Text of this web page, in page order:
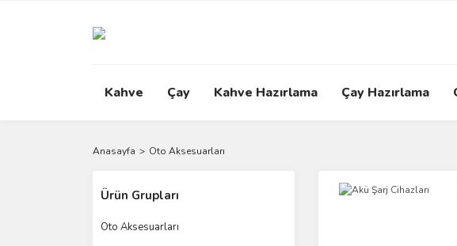
Kahve Çay Kahve Hazırlama Çay Hazırlama
Anasayfa Oto Aksesuarları
Ürün Grupları
Oto Aksesuarları